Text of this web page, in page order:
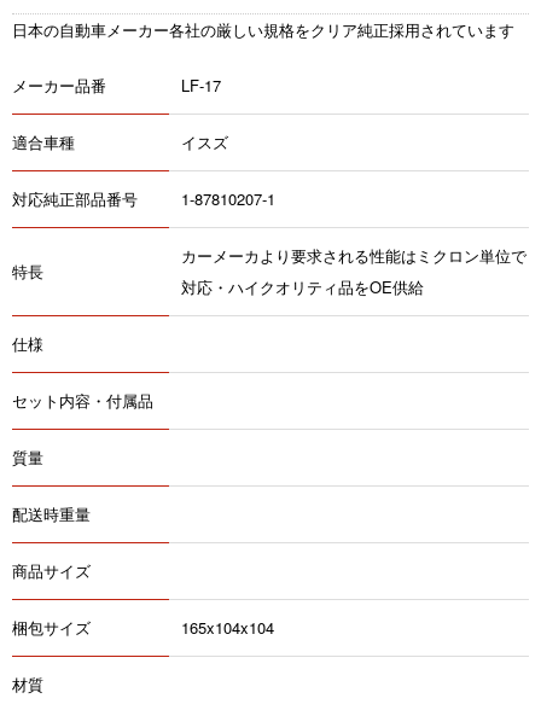
日本の自動車メーカー各社の厳しい規格をクリア純正採用されています
メーカー品番 LF-17
適合車種 イスズ
対応純正部品番号 1-87810207-1
特長
カーメーカより要求される性能はミクロン単位で
対応・ハイクオリティ品をOE供給
仕様
セット内容・付属品
質量
配送時重量
商品サイズ
梱包サイズ 165x104x104
材質